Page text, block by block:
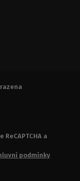
a
podmínky